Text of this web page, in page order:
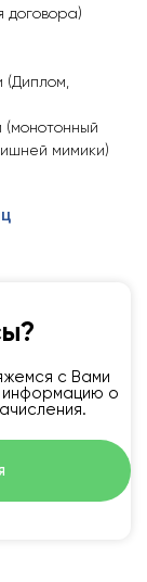
договора)
(Диплом,
(монотонный
мимики)
с Вами
информацию о